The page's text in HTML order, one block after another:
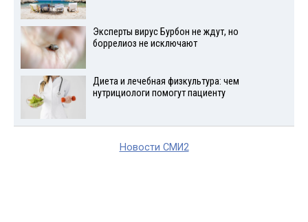
Эксперты вирус Бурбон не ждут, но
боррелиоз не исключают
Диета и лечебная физкультура: чем
нутрициологи помогут пациенту
Новости СМИ2